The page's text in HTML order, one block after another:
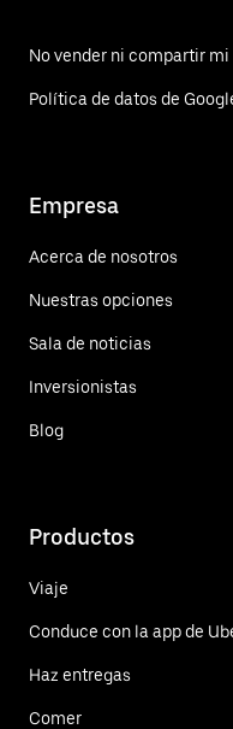
No vender ni compartir
Política de datos de
Empresa
Acerca de nosotros
Nuestras opciones
Sala de noticias
Inversionistas
Blog
Productos
Viaje
Conduce con la app de
Haz entregas
Comer